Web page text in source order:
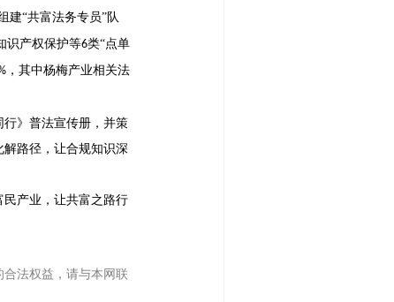
建“共富法务专员”队
识产权保护等6类“点单
，其中杨梅产业相关法
行》普法宣传册，并策
路径，让合规知识深
产业，让共富之路行
法权益，请与本网联